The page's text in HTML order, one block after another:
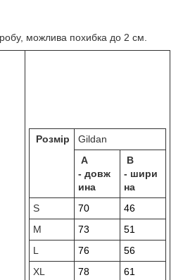
можлива похибка до 2 см.
Розмір
Gildan
A
- довж
ина
B
- шири
на
S
70
46
M
73
51
L
76
56
XL
78
61